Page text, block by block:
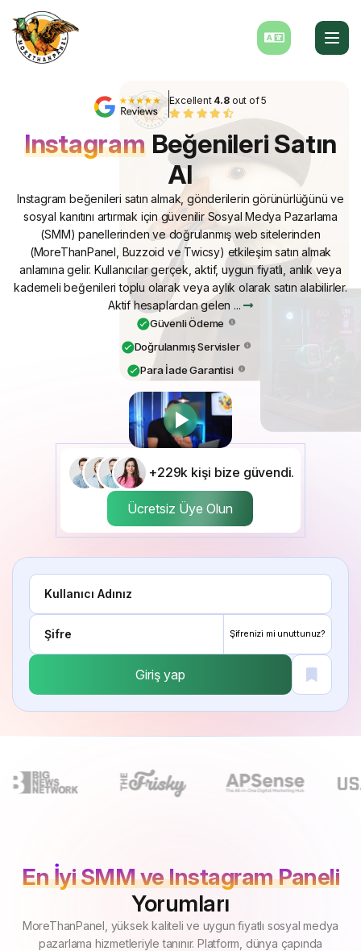
Excellent 4.8out of 5
InstagramBeğenileri Satın
Al
Instagram beğenileri satın almak, gönderilerin görünürlüğünü ve
sosyal kanıtını artırmak için güvenilir Sosyal Medya Pazarlama
(SMM) panellerinden ve doğrulanmış web sitelerinden
(MoreThanPanel, Buzzoid ve Twicsy) etkileşim satın almak
anlamına gelir. Kullanıcılar gerçek, aktif, uygun fiyatlı, anlık veya
kademeli beğenileri toplu olarak veya aylık olarak satın alabilirler.
Aktif hesaplardan gelen ...
Güvenli Ödeme
Doğrulanmış Servisler
Para İade Garantisi
+229k kişi bize güvendi.
Ücretsiz Üye Olun
Şifrenizi mi unuttunuz?
Giriş yap
En İyi SMM ve Instagram Paneli
Yorumları
MoreThanPanel, yüksek kaliteli ve uygun fiyatlı sosyal medya
pazarlama hizmetleriyle tanınır. Platform, dünya çapında